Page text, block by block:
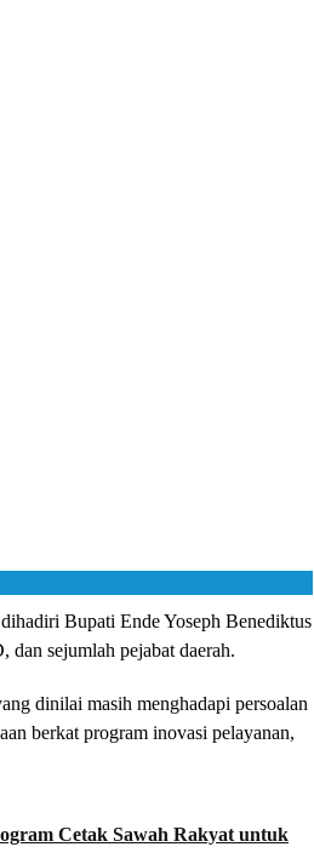
Bupati Ende Yoseph Benediktus
sejumlah pejabat daerah.
dinilai masih menghadapi persoalan
berkat program inovasi pelayanan,
Cetak Sawah Rakyat untuk